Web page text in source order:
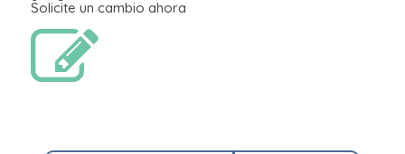
Solicite un cambio ahora